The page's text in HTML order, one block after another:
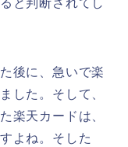
後に、急いで楽
した。そして、
楽天カードは、
よね。そした